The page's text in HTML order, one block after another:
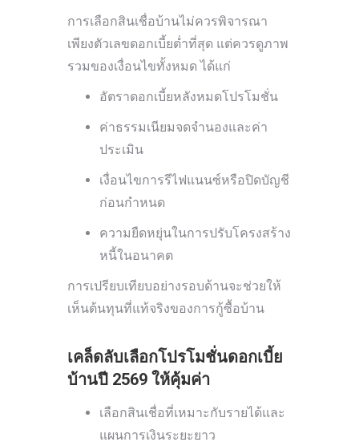
การเลือกสินเชื่อบ้านไม่ควรพิจารณา
เพียงตัวเลขดอกเบี้ยต่ำที่สุด แต่ควรดูภาพ
รวมของเงื่อนไขทั้งหมด ได้แก่
อัตราดอกเบี้ยหลังหมดโปรโมชั่น
ค่าธรรมเนียมจดจำนองและค่า
ประเมิน
เงื่อนไขการรีไฟแนนซ์หรือปิดบัญชี
ก่อนกำหนด
ความยืดหยุ่นในการปรับโครงสร้าง
หนี้ในอนาคต
การเปรียบเทียบอย่างรอบด้านจะช่วยให้
เห็นต้นทุนที่แท้จริงของการกู้ซื้อบ้าน
เคล็ดลับเลือกโปรโมชั่นดอกเบี้ย
บ้านปี 2569 ให้คุ้มค่า
เลือกสินเชื่อที่เหมาะกับรายได้และ
แผนการเงินระยะยาว